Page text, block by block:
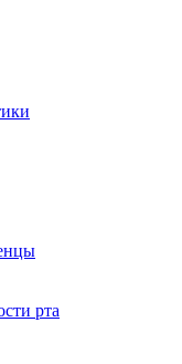
рта